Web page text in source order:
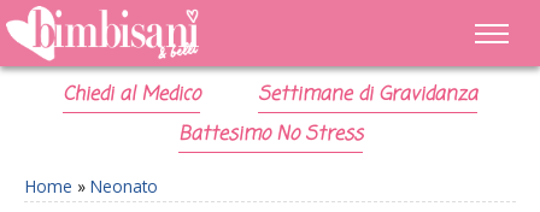
Chiedi al Medico
Settimane di Gravidanza
Battesimo No Stress
Home » Neonato